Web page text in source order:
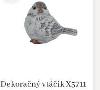
Dekoračný vtáčik X5711